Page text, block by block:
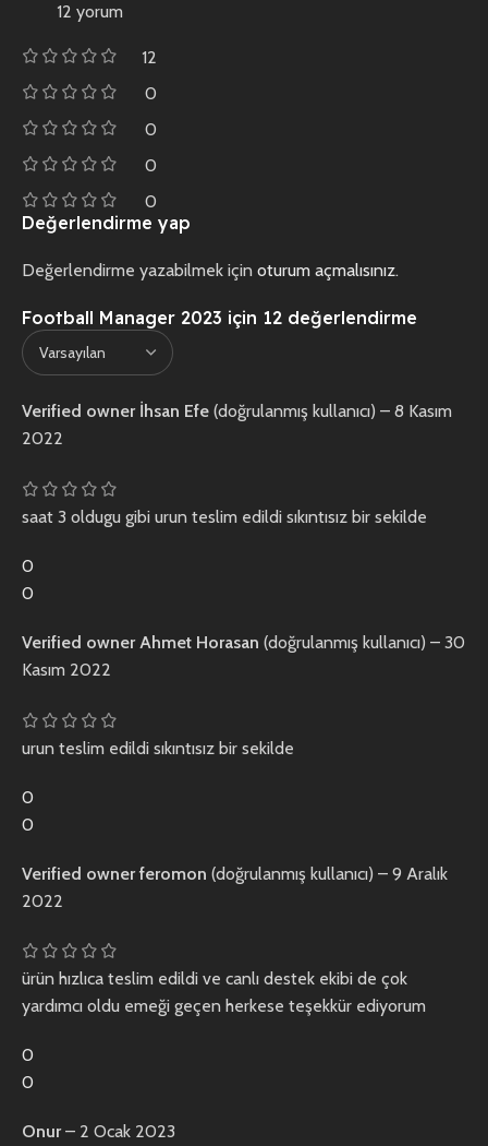
12 yorum
12
0
0
0
0
Football Manager 2023 için 12 değerlendirme
Verified owner İhsan Efe (doğrulanmış kullanıcı) – 8 Kasım
2022
saat 3 oldugu gibi urun teslim edildi sıkıntısız bir sekilde
0
0
Verified ownerAhmet Horasan (doğrulanmış kullanıcı) – 30
Kasım 2022
urun teslim edildi sıkıntısız bir sekilde
0
0
Verified ownerferomon (doğrulanmış kullanıcı) – 9 Aralık
2022
ürün hızlıca teslim edildi ve canlı destek ekibi de çok
yardımcı oldu emeği geçen herkese teşekkür ediyorum
0
0
Onur– 2 Ocak 2023
Değerlendirme yap
Değerlendirme yazabilmek için oturum açmalısınız.